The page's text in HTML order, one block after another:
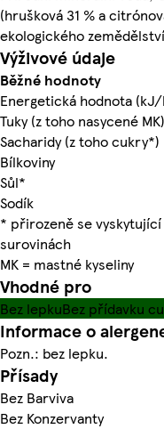
(hrušková 31 % a
ekologického zemědělství
Výživové údaje
Běžné hodnoty
Energetická hodnota
Tuky (z toho nasycené MK)
Sacharidy (z toho cukry*)
Bílkoviny
Sůl*
Sodík
* přirozeně se
surovinách
MK = mastné kyseliny
Vhodné pro
Bez lepkuBez přídavku
Informace o
Pozn.: bez lepku.
Přísady
Bez Barviva
Bez Konzervanty